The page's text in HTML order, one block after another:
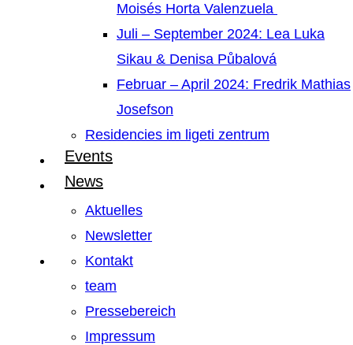
Moisés Horta Valenzuela
Juli – September 2024: Lea Luka
Sikau & Denisa Půbalová
Februar – April 2024: Fredrik Mathias
Josefson
Residencies im ligeti zentrum
Events
News
Aktuelles
Newsletter
Kontakt
team
Pressebereich
Impressum